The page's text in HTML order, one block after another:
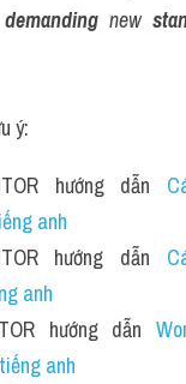
demanding new
ý:
hướng dẫn
anh
hướng dẫn
anh
hướng dẫn
anh